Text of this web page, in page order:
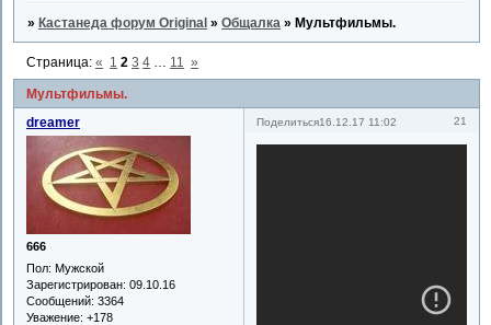
» Кастанеда форум Original »Общалка » Мультфильмы.
Мультфильмы.
Страница:« 1 2 3 4 11 »
Поделиться 21
16.12.17 11:02
dreamer
666
Пол: Мужской
Зарегистрирован: 09.10.16
Сообщений: 3364
Уважение: +178